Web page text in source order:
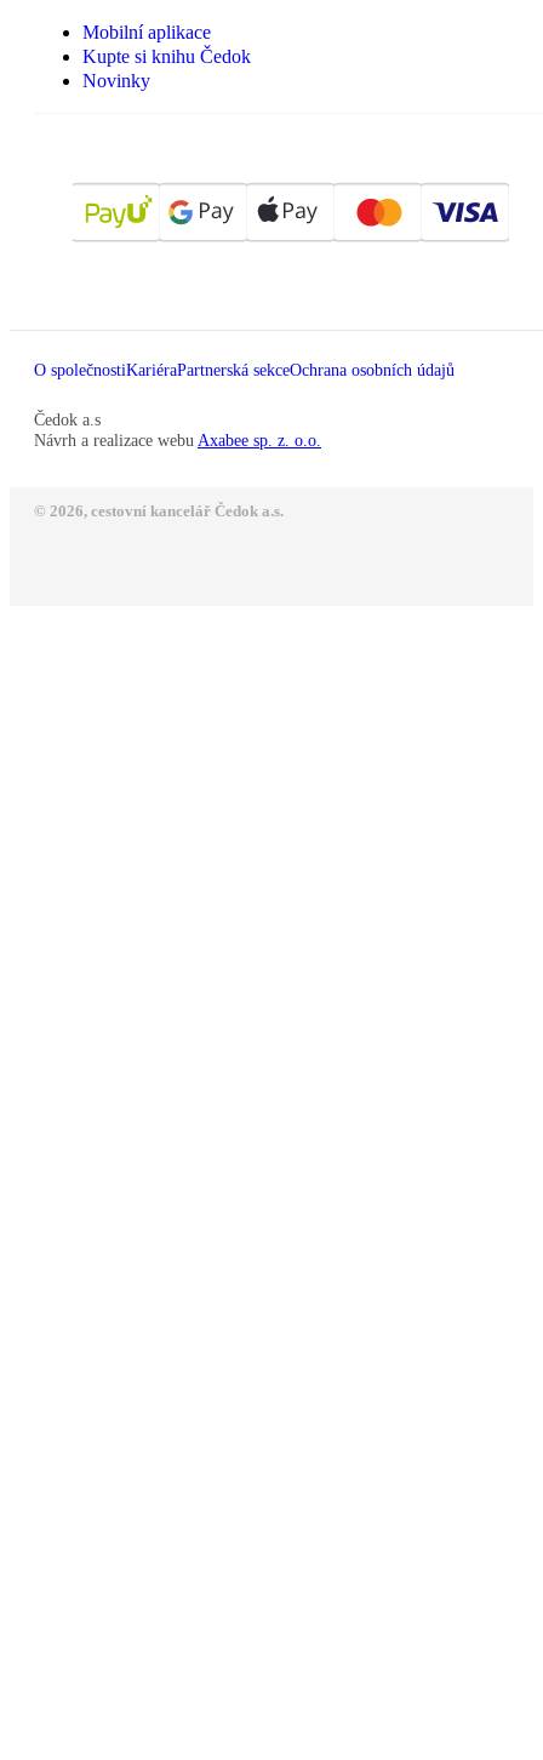
Mobilní aplikace
Kupte si knihu Čedok
Novinky
O společnostiKariéraPartnerská sekceOchrana osobních údajů
Čedok a.s
Návrh a realizace webu Axabee sp. z. o.o.
© 2026, cestovní kancelář Čedok a.s.